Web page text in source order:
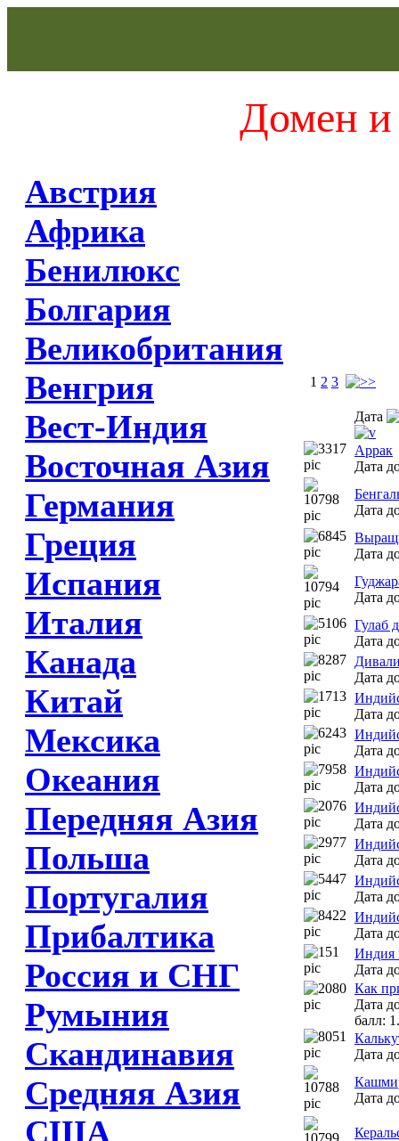
Домен и
Австрия
Африка
Бенилюкс
Болгария
Великобритания
Венгрия
Вест-Индия
Восточная Азия
Германия
Греция
Испания
Италия
Канада
Китай
Мексика
Океания
Передняя Азия
Польша
Португалия
Прибалтика
Россия и СНГ
Румыния
Скандинавия
Средняя Азия
США
1 2 3
Дата
Аррак
Дата
Дата
Дата
Дата
Гулаб
Дата
Дата
Дата
Дата
Дата
Дата
Дата
Дата
Дата
Индия
Дата
Как
Дата
балл:
Дата
Дата